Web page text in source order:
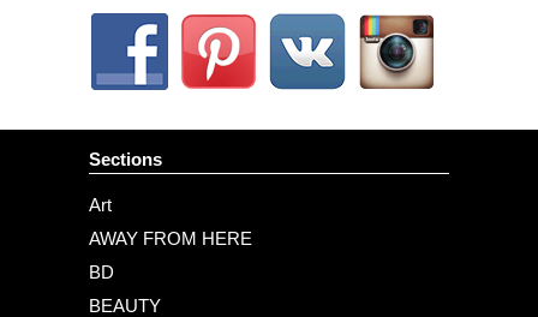
Sections
Art
AWAY FROM HERE
BD
BEAUTY